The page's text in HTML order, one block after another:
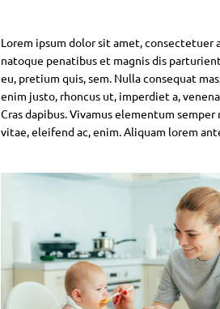
Lorem ipsum dolor sit amet, consectetuer
natoque penatibus et magnis dis
eu, pretium quis, sem. Nulla consequat
enim justo, rhoncus ut, imperdiet a,
Cras dapibus. Vivamus elementum
vitae, eleifend ac, enim. Aliquam lorem